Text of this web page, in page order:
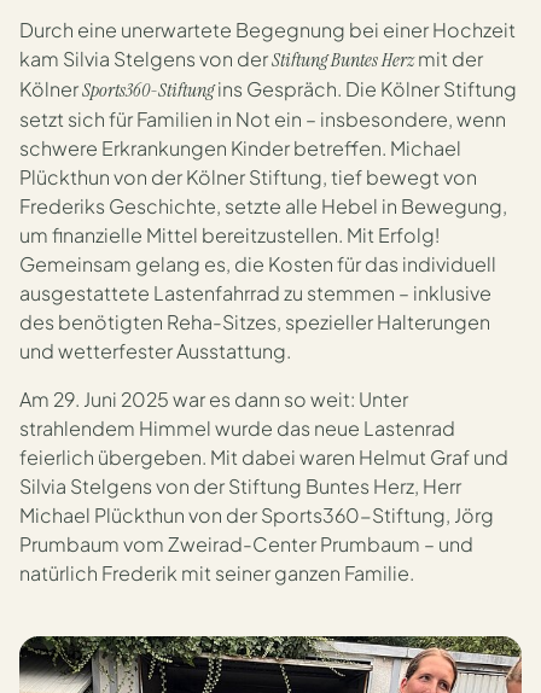
Durch eine unerwartete Begegnung bei einer Hochzeit
kam Silvia Stelgens von derStiftungBuntes Herzmit der
KölnerSports360-Stiftungins Gespräch. Die Kölner Stiftung
setzt sich für Familien in Not ein – insbesondere, wenn
schwere Erkrankungen Kinder betreffen. Michael
Plückthun von der Kölner Stiftung, tief bewegt von
Frederiks Geschichte, setzte alle Hebel in Bewegung,
um finanzielle Mittel bereitzustellen. Mit Erfolg!
Gemeinsam gelang es, die Kosten für das individuell
ausgestattete Lastenfahrrad zu stemmen – inklusive
des benötigten Reha-Sitzes, spezieller Halterungen
und wetterfester Ausstattung.
Am 29. Juni 2025 war es dann so weit: Unter
strahlendem Himmel wurde das neue Lastenrad
feierlich übergeben. Mit dabei waren Helmut Graf und
Silvia Stelgens von der Stiftung Buntes Herz, Herr
Michael Plückthun von der Sports360-Stiftung, Jörg
Prumbaum vom Zweirad-Center Prumbaum – und
natürlich Frederik mit seiner ganzen Familie.